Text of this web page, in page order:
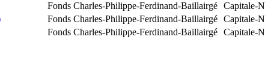
Fonds Charles-Philippe-Ferdinand-Baillairgé Capitale-
Fonds Charles-Philippe-Ferdinand-Baillairgé Capitale-
Fonds Charles-Philippe-Ferdinand-Baillairgé Capitale-